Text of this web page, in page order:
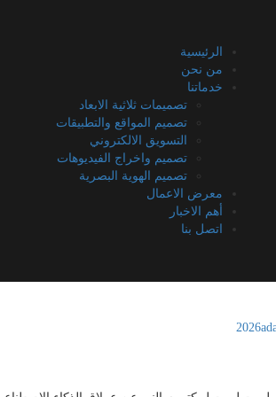
الرئيسية
من نحن
خدماتنا
تصميمات ثلاثية الابعاد
تصميم المواقع والتطبيقات
التسويق الالكتروني
تصميم واخراج الفيديوهات
تصميم الهوية البصرية
معرض الاعمال
أهم الاخبار
اتصل بنا